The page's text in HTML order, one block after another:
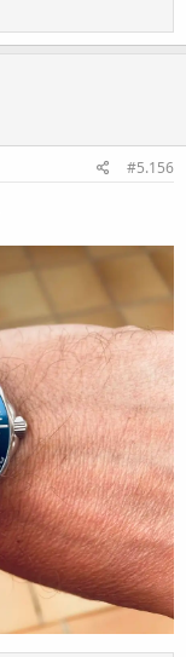
#5.156